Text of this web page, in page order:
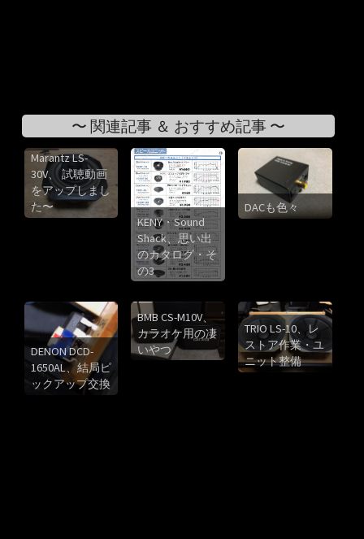
〜 関連記事 ＆ おすすめ記事 〜
Marantz LS-
30V、 試聴動画
をアップしまし
た〜
KENY・Sound
Shack、思い出
のカタログ・そ
の3
DACも色々
DENON DCD-
1650AL、結局ピ
ックアップ交換
BMB CS-M10V、
カラオケ用の凄
いやつ
TRIO LS-10、レ
ストア作業・ユ
ニット整備